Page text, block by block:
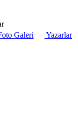
Galeri Yazarlar